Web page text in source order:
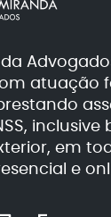
atuação
inclusive
em
e